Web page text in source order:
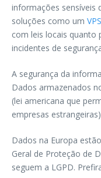
informações sensíveis
soluções como um
com leis locais quanto
incidentes de
A segurança da
Dados armazenados
(lei americana que
empresas
Dados na Europa
Geral de Proteção de
seguem a LGPD.